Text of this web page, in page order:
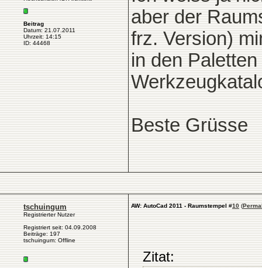
Beitrag
Datum: 21.07.2011
Uhrzeit: 14:15
ID: 44468
aber der
frz. Version)
in den
Beste Grüsse
tschuingum
Registrierter Nutzer
Registriert seit: 04.09.2008
Beiträge: 197
tschuingum: Offline
AW: AutoCad 2011 - Raumstempel #10 (
Zitat: